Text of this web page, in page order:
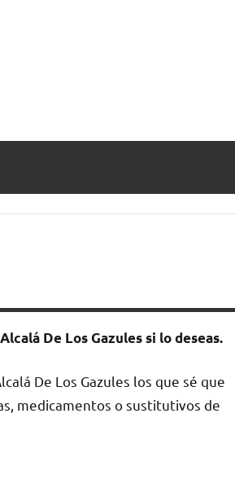
De Los Gazules ѕi lo deseas.
De Los Gazules los quе sé quе
medicamentos ο sustitutivos dе